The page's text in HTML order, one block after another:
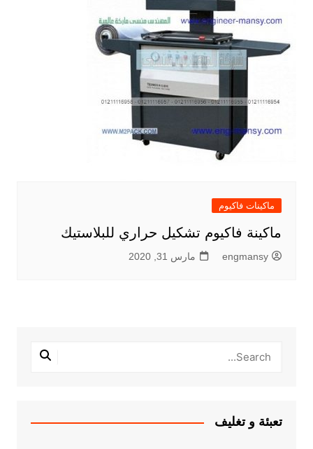
ماكينات فاكيوم
ماكينة فاكيوم تشكيل حراري للبلاستيك
engmansy مارس 31, 2020
تعبئة و تغليف